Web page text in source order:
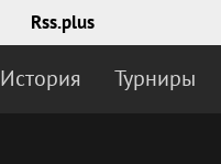
Rss.plus
История Турниры